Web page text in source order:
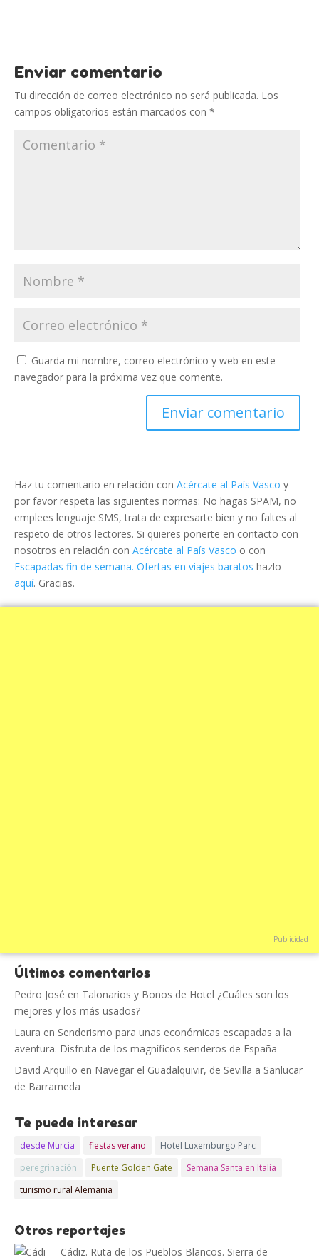
Enviar comentario
Tu dirección de correo electrónico no será publicada. Los
campos obligatorios están marcados con *
Guarda mi nombre, correo electrónico y web en este
navegador para la próxima vez que comente.
Haz tu comentario en relación con Acércate al País Vasco y
por favor respeta las siguientes normas: No hagas SPAM, no
emplees lenguaje SMS, trata de expresarte bien y no faltes al
respeto de otros lectores. Si quieres ponerte en contacto con
nosotros en relación con Acércate al País Vasco o con
Escapadas fin de semana. Ofertas en viajes baratos hazlo
aquí. Gracias.
Publicidad
Últimos comentarios
Pedro José en Talonarios y Bonos de Hotel ¿Cuáles son los
mejores y los más usados?
Laura en Senderismo para unas económicas escapadas a la
aventura. Disfruta de los magníficos senderos de España
David Arquillo en Navegar el Guadalquivir, de Sevilla a Sanlucar
de Barrameda
Te puede interesar
desde Murcia fiestas verano
Hotel Luxemburgo Parc
peregrinación
Puente Golden Gate
Semana Santa en Italia
turismo rural Alemania
Otros reportajes
Cádiz. Ruta de los Pueblos Blancos. Sierra de